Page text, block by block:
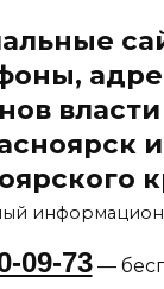
власти
и
09-73—